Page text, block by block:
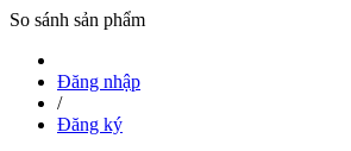
So sánh sản phẩm
Đăng nhập
/
Đăng ký